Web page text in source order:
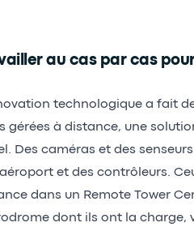
au cas par cas
technologique a fait
gérées à distance, une
Des caméras et des
et des contrôleurs.
dans un Remote Tower
dont ils ont la